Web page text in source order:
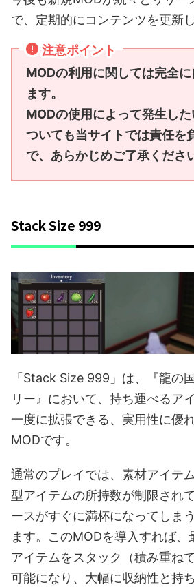
で、定期的にコンテンツを更新
注意ポイント
MODの利用に関しては完全
ます。
MODの使用によって発生し
ついても当サイトでは責任を
で、あらかじめご了承くださ
Stack Size 999
「Stack Size 999」は、『龍の
リー』において、持ち運べるア
一度に拡張できる、実用性に優
MODです。
通常のプレイでは、素材アイテ
型アイテムの所持数が制限され
ースがすぐに満杯になってしま
ます。このMODを導入すれば
アイテムをスタック（積み重ね
可能になり、大幅に収納性と持